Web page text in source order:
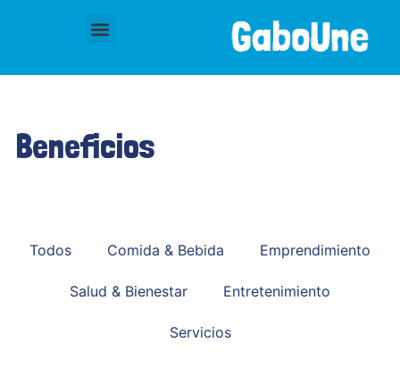
Beneficios
Todos Comida & Bebida Emprendimiento
Salud & Bienestar Entretenimiento
Servicios